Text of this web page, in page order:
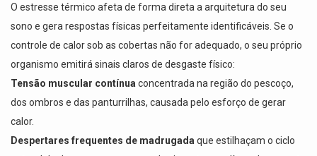
O estresse térmico afeta de forma direta a arquitetura do seu
sono e gera respostas físicas perfeitamente identificáveis. Se o
controle de calor sob as cobertas não for adequado, o seu próprio
organismo emitirá sinais claros de desgaste físico:
Tensão muscular contínua concentrada na região do pescoço,
dos ombros e das panturrilhas, causada pelo esforço de gerar
calor.
Despertares frequentes de madrugada que estilhaçam o ciclo